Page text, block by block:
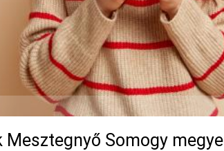
Mesztegnyő Somogy megye